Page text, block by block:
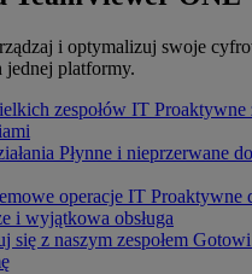
i optymalizuj swoje
jednej platformy.
zespołów IT Proaktywne
Płynne i nieprzerwane
operacje IT Proaktywne
i wyjątkowa obsługa
się z naszym zespołem Gotowi